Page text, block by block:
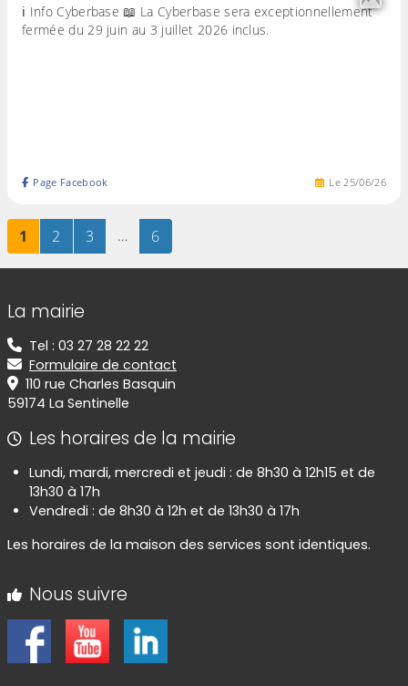
ℹ️ Info Cyberbase 📖 La Cyberbase sera exceptionnellement
fermée du 29 juin au 3 juillet 2026 inclus.
Le25/06/26
Page Facebook
Page
1 sur 6Page
2 sur 6Page
3sur 6
… Page
6sur 6
Informations de contact
La mairie
Tel : 03 27 28 22 22
Formulaire de contact
110 rue Charles Basquin
59174 La Sentinelle
Les horaires de la mairie
Lundi, mardi, mercredi et jeudi : de 8h30 à 12h15 et de
13h30 à 17h
Vendredi : de 8h30 à 12h et de 13h30 à 17h
Les horaires de la maison des services sont identiques.
Nous suivre